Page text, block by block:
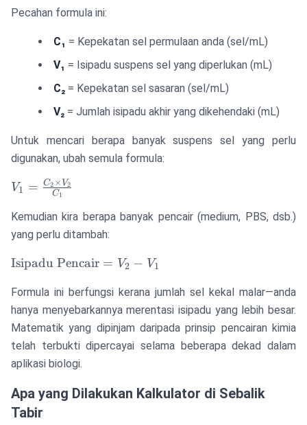
V_1
\times
Pecahan formula ini:
C₁ = Kepekatan sel permulaan anda (sel/mL)
V₁ = Isipadu suspens sel yang diperlukan (mL)
C₂ = Kepekatan sel sasaran (sel/mL)
V₂ = Jumlah isipadu akhir yang dikehendaki (mL)
Untuk mencari berapa banyak suspens sel yang perlu
digunakan, ubah semula formula:
V_1 =
\frac{C_2
\times
V_2}
V1 = C1
C2 × V2
Kemudian kira berapa banyak pencair (medium, PBS, dsb.)
yang perlu ditambah:
\text{Isipadu
V_2 - V_1
Isipadu Pencair = V2 − V1
Formula ini berfungsi kerana jumlah sel kekal malar—anda
hanya menyebarkannya merentasi isipadu yang lebih besar.
Matematik yang dipinjam daripada prinsip pencairan kimia
telah terbukti dipercayai selama beberapa dekad dalam
aplikasi biologi.
Apa yang Dilakukan Kalkulator di Sebalik
Tabir